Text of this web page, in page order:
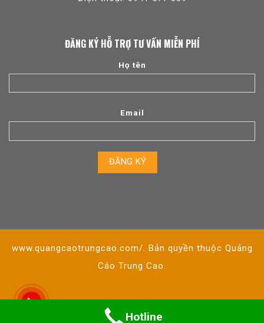
ĐĂNG KÝ HỖ TRỢ TƯ VẤN MIỄN PHÍ
Họ tên
Email
www.quangcaotrungcao.com/. Bản quyền thuộc Quảng
Cáo Trung Cao.
Hotline